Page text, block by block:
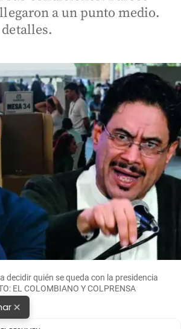
a un punto medio.
decidir quién se queda con la presidencia
EL COLOMBIANO Y COLPRENSA
×